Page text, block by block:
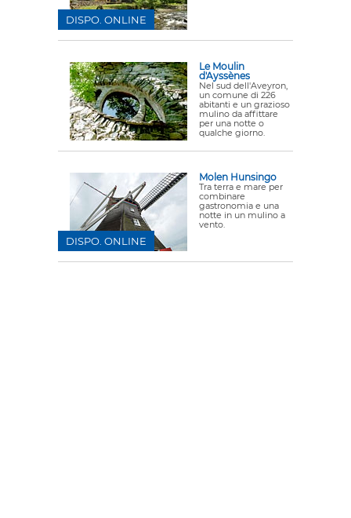
DISPO. ONLINE
Le Moulin
d'Ayssènes
Nel sud dell'Aveyron,
un comune di 226
abitanti e un grazioso
mulino da affittare
per una notte o
qualche giorno.
Molen Hunsingo
Tra terra e mare per
combinare
gastronomia e una
notte in un mulino a
vento.
DISPO. ONLINE